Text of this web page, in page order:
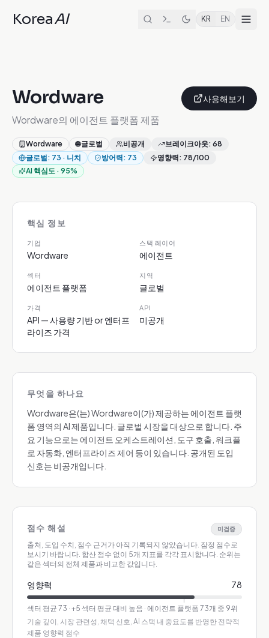
KoreaAI KR EN
Wordware
Wordware의 에이전트 플랫폼 제품
사용해보기
Wordware 🌐글로벌 비공개 브레이크아웃: 68
글로벌: 73 · 니치 방어력: 73 영향력: 78/100
AI 핵심도 · 95%
핵심 정보
기업
Wordware
스택 레이어
에이전트
섹터
에이전트 플랫폼
지역
글로벌
가격
API — 사용량 기반 or 엔터프
라이즈 가격
API
미공개
무엇을 하나요
Wordware은(는) Wordware이(가) 제공하는 에이전트 플랫
폼 영역의 AI 제품입니다. 글로벌 시장을 대상으로 합니다. 주
요 기능으로는 에이전트 오케스트레이션, 도구 호출, 워크플
로 자동화, 엔터프라이즈 제어 등이 있습니다. 공개된 도입
신호는 비공개입니다.
점수 해설 미검증
출처, 도입 수치, 점수 근거가 아직 기록되지 않았습니다. 잠정 점수로
보시기 바랍니다. 합산 점수 없이 5개 지표를 각각 표시합니다. 순위는
같은 섹터의 전체 제품과 비교한 값입니다.
영향력 78
섹터 평균 73 · +5 섹터 평균 대비 높음 · 에이전트 플랫폼 73개 중 9위
기술 깊이, 시장 관련성, 채택 신호, AI 스택 내 중요도를 반영한 전략적
제품 영향력 점수